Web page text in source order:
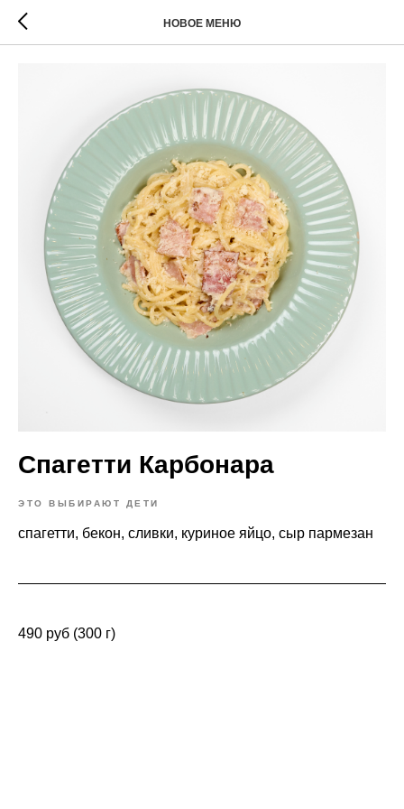
НОВОЕ МЕНЮ
Спагетти Карбонара
ЭТО ВЫБИРАЮТ ДЕТИ
спагетти, бекон, сливки, куриное яйцо, сыр пармезан
490 руб (300 г)